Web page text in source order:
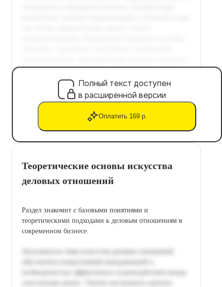
Полный текст доступен
в расширенной версии
Оплатить 169 р.
Теоретические основы искусства
деловых отношений
Раздел знакомит с базовыми понятиями и
теоретическими подходами к деловым отношениям в
современном бизнесе.